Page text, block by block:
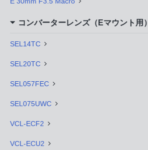
コンバーターレンズ（Eマウント用）
SEL14TC
SEL20TC
SEL057FEC
SEL075UWC
VCL-ECF2
VCL-ECU2